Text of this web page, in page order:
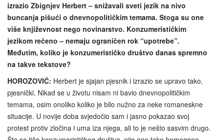
izrazio Zbignjev Herbert – snižavali sveti jezik na nivo
buncanja pišući o dnevnopolitičkim temama. Stoga su one
više književnost nego novinarstvo. Konzumerističkim
jezikom rečeno – nemaju ograničen rok “upotrebe”.
Međutim, koliko je konzumerističko društvo danas spremno
na takve tekstove?
HOROZOVIĆ: Herbert je sjajan pjesnik i izrazio se upravo tako,
pjesnički. Nikad se u životu nisam ni bavio dnevnopolitičkim
temama, osim onoliko koliko je bilo nužno za neke romaneskne
situacije. U novije doba svjedočio sam i jasno pokazao svoj
protest protiv zločina i uma iza njega, ali to je nešto sasvim drugo.